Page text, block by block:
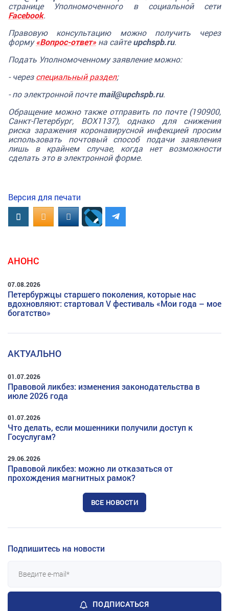
странице Уполномоченного в социальной сети
Facebook.
Правовую консультацию можно получить через
форму«Вопрос-ответ» на сайтеupchspb.ru.
Подать Уполномоченному заявление можно:
- черезспециальный раздел;
- по электронной почтеmail@upchspb.ru.
Обращение можно также отправить по почте (190900,
Санкт-Петербург, BOX1137), однако для снижения
риска заражения коронавирусной инфекцией просим
использовать почтовый способ подачи заявления
лишь в крайнем случае, когда нет возможности
сделать это в электронной форме.
Версия для печати
ВконтактеOK.RUMAIL.RU
АНОНС
07.08.2026
Петербуржцы старшего поколения, которые нас
вдохновляют: стартовал V фестиваль «Мои года – мое
богатство»
АКТУАЛЬНО
01.07.2026
Правовой ликбез: изменения законодательства в
июле 2026 года
01.07.2026
Что делать, если мошенники получили доступ к
Госуслугам?
29.06.2026
Правовой ликбез: можно ли отказаться от
прохождения магнитных рамок?
ВСЕ НОВОСТИ
Подпишитесь на новости
ПОДПИСАТЬСЯ